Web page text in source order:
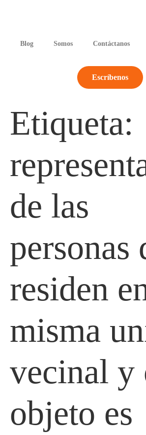
Blog Somos Contáctanos
Escríbenos
Etiqueta:
de las
personas
residen
misma
vecinal y
objeto es